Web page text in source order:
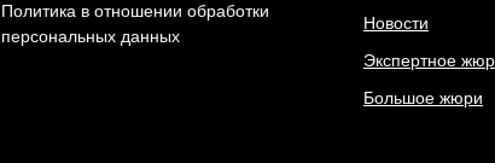
Политика в отношении обработки
персональных данных
Новости
Экспертное
Большое жюри